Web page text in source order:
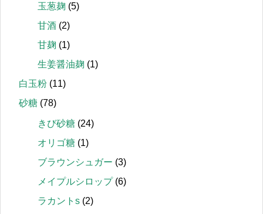
玉葱麹 (5)
甘酒 (2)
甘麹 (1)
生姜醤油麹 (1)
白玉粉 (11)
砂糖 (78)
きび砂糖 (24)
オリゴ糖 (1)
ブラウンシュガー (3)
メイプルシロップ(6)
ラカントs (2)